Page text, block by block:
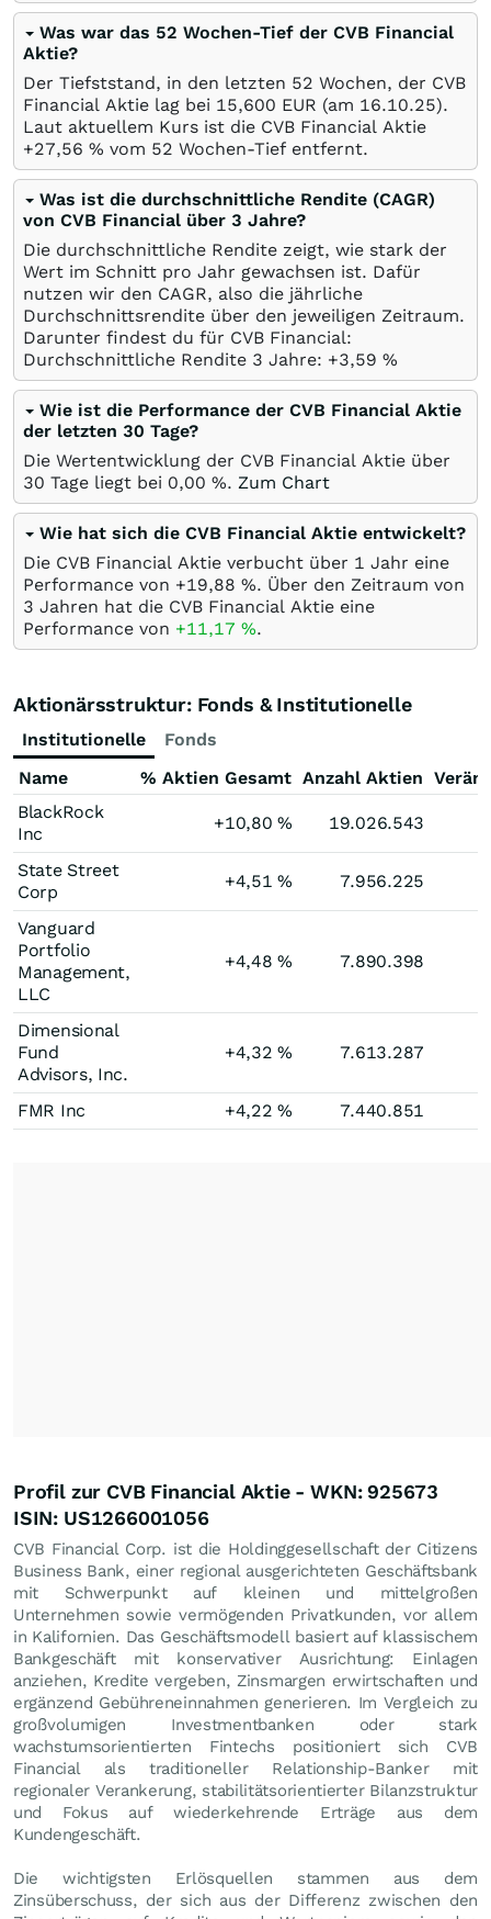
Was war das 52 Wochen-Tief der CVB Financial
Aktie?
Der Tiefststand, in den letzten 52 Wochen, der CVB
Financial Aktie lag bei 15,600 EUR (am 16.10.25).
Laut aktuellem Kurs ist die CVB Financial Aktie
+27,56 % vom 52 Wochen-Tief entfernt.
Was ist die durchschnittliche Rendite (CAGR)
von CVB Financial über 3 Jahre?
Die durchschnittliche Rendite zeigt, wie stark der
Wert im Schnitt pro Jahr gewachsen ist. Dafür
nutzen wir den CAGR, also die jährliche
Durchschnittsrendite über den jeweiligen Zeitraum.
Darunter findest du für CVB Financial:
Durchschnittliche Rendite 3 Jahre: +3,59 %
Wie ist die Performance der CVB Financial Aktie
der letzten 30 Tage?
Die Wertentwicklung der CVB Financial Aktie über
30 Tage liegt bei 0,00 %. Zum Chart
Wie hat sich die CVB Financial Aktie entwickelt?
Die CVB Financial Aktie verbucht über 1 Jahr eine
Performance von +19,88 %. Über den Zeitraum von
3 Jahren hat die CVB Financial Aktie eine
Performance von +11,17 %.
Aktionärsstruktur: Fonds & Institutionelle
Institutionelle
Fonds
Name
% Aktien Gesamt Anzahl Aktien
BlackRock
Inc
+10,80% 19.026.543
State Street
Corp
+4,51% 7.956.225
Vanguard
Portfolio
Management,
LLC
+4,48% 7.890.398
Dimensional
Fund
Advisors, Inc.
+4,32% 7.613.287
FMR Inc +4,22% 7.440.851
Profil zur CVB Financial Aktie - WKN: 925673
ISIN: US1266001056
CVB Financial Corp. ist die Holdinggesellschaft der Citizens
Business Bank, einer regional ausgerichteten Geschäftsbank
mit Schwerpunkt auf kleinen und mittelgroßen
Unternehmen sowie vermögenden Privatkunden, vor allem
in Kalifornien. Das Geschäftsmodell basiert auf klassischem
Bankgeschäft mit konservativer Ausrichtung: Einlagen
anziehen, Kredite vergeben, Zinsmargen erwirtschaften und
ergänzend Gebühreneinnahmen generieren. Im Vergleich zu
großvolumigen Investmentbanken oder stark
wachstumsorientierten Fintechs positioniert sich CVB
Financial als traditioneller Relationship-Banker mit
regionaler Verankerung, stabilitätsorientierter Bilanzstruktur
und Fokus auf wiederkehrende Erträge aus dem
Kundengeschäft.
Die wichtigsten Erlösquellen stammen aus dem
Zinsüberschuss, der sich aus der Differenz zwischen den